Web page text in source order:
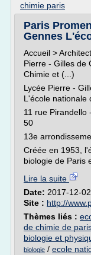
chimie paris
Paris
Gennes
Accueil >
Pierre - Gilles de
Chimie et (...)
Lycée Pierre -
L'école nationale
11 rue Pirandello
50
13e
Créée en 1953,
biologie de Paris
Lire la suite
Date: 2017-12-
Site : http://
Thèmes liés :
de chimie de
biologie et
biologie / ecole